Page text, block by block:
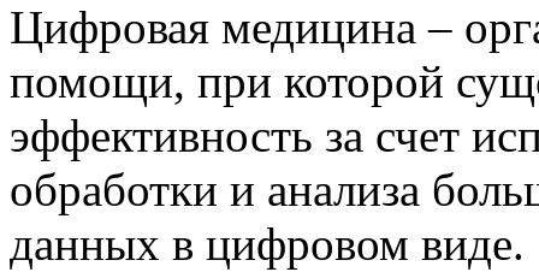
Цифровая медицина –
помощи, при которой
эффективность за счет
обработки и анализа
данных в цифровом виде.